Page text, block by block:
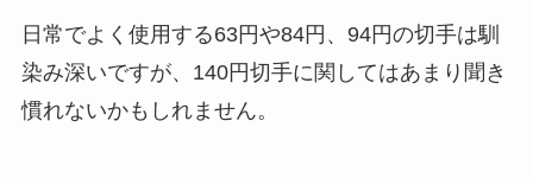
日常でよく使用する63円や84円、94円の切手は馴
染み深いですが、140円切手に関してはあまり聞き
慣れないかもしれません。